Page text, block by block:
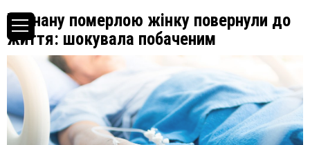
Визнану померлою жінку повернули до
життя: шокувала побаченим